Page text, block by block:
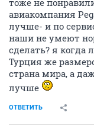
тоже не
авиакомпания
лучше- и по
наши не умеют
сделать? я когда
Турция же
страна мира, а
лучше
ОТВЕТИТЬ